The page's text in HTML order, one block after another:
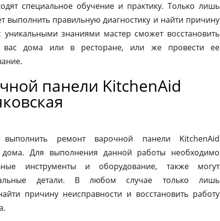
специальное обучение и практику. Только лишь
выполнить правильную диагностику и найти причину
знаниями мастер сможет восстановить
дома или в ресторане, или же провести ее
панели KitchenAid
выполнить ремонт варочной панели KitchenAid
дома. Для выполнения данной работы необходимо
инструменты и оборудование, также могут
детали. В любом случае только лишь
причину неисправности и восстановить работу